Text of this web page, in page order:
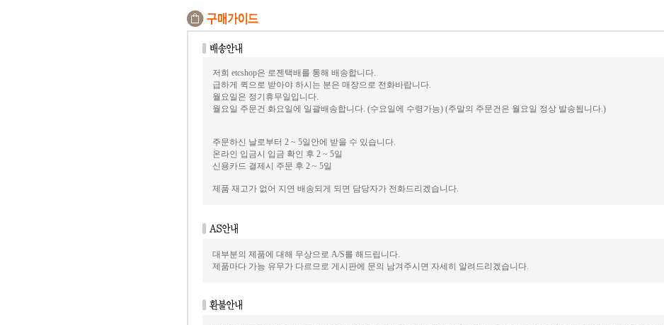
저희 etcshop은 로젠택배를 통해 배송합니다.
급하게 퀵으로 받아야 하시는 분은 매장으로 전화바랍니다.
월요일은 정기휴무일입니다.
월요일 주문건 화요일에 일괄배송합니다. (수요일에 수령가능) (주말의 주문건은 월요일 정상 발송됩니다.)
주문하신 날로부터 2 ~ 5일안에 받을 수 있습니다.
온라인 입금시 입금 확인 후 2 ~ 5일
신용카드 결제시 주문 후 2 ~ 5일
제품 재고가 없어 지연 배송되게 되면 담당자가 전화드리겠습니다.
대부분의 제품에 대해 무상으로 A/S를 해드립니다.
제품마다 가능 유무가 다르므로 게시판에 문의 남겨주시면 자세히 알려드리겠습니다.